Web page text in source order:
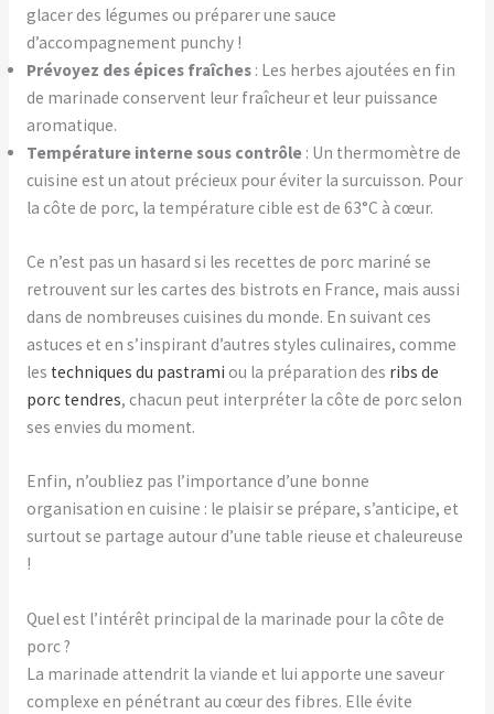
glacer des légumes ou préparer une sauce
d’accompagnement punchy !
Prévoyez des épices fraîches: Les herbes ajoutées en fin
de marinade conservent leur fraîcheur et leur puissance
aromatique.
Température interne sous contrôle: Un thermomètre de
cuisine est un atout précieux pour éviter la surcuisson. Pour
la côte de porc, la température cible est de 63°C à cœur.
Ce n’est pas un hasard si les recettes de porc mariné se
retrouvent sur les cartes des bistrots en France, mais aussi
dans de nombreuses cuisines du monde. En suivant ces
astuces et en s’inspirant d’autres styles culinaires, comme
les techniques du pastrami ou la préparation des ribs de
porc tendres, chacun peut interpréter la côte de porc selon
ses envies du moment.
Enfin, n’oubliez pas l’importance d’une bonne
organisation en cuisine : le plaisir se prépare, s’anticipe, et
surtout se partage autour d’une table rieuse et chaleureuse
!
Quel est l’intérêt principal de la marinade pour la côte de
porc ?
La marinade attendrit la viande et lui apporte une saveur
complexe en pénétrant au cœur des fibres. Elle évite